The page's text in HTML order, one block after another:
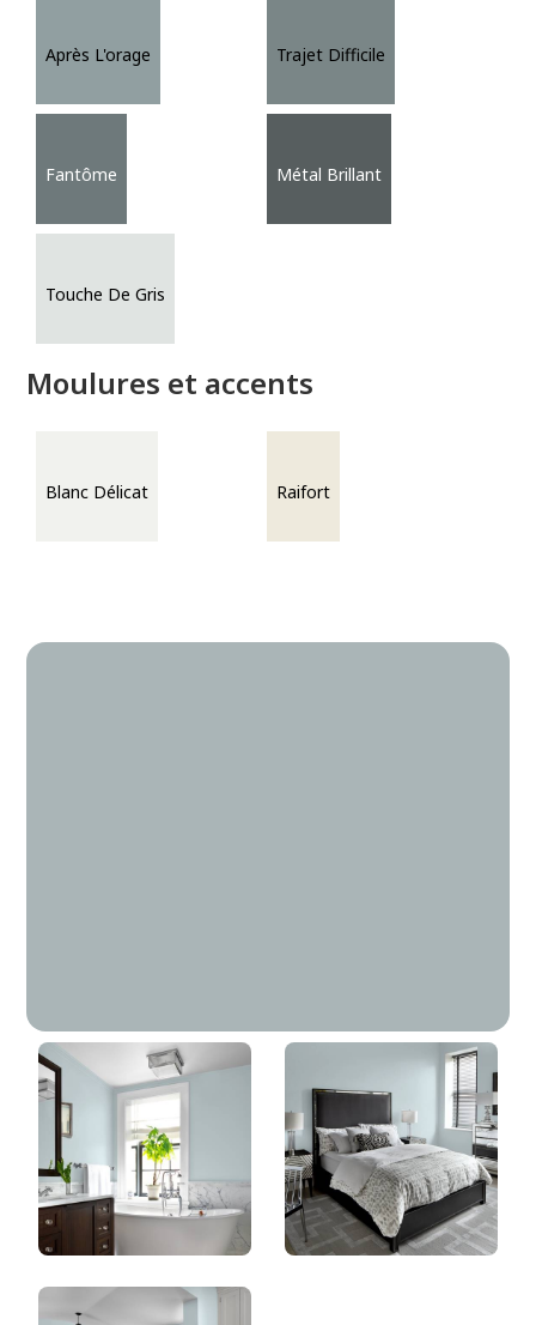
Après L'orage Trajet Difficile
Fantôme Métal Brillant
Touche De Gris
Moulures et accents
Blanc Délicat Raifort
Étoile Nautique
DLX1036-3